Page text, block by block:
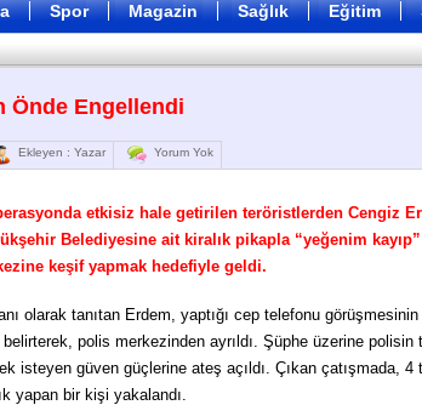
Spor Magazin Sağlık Eğitim
Önde Engellendi
Ekleyen : Yazar Yorum Yok
etkisiz hale getirilen teröristlerden Cengiz
Belediyesine ait kiralık pikapla “yeğenim kayıp”
keşif yapmak hedefiyle geldi.
olarak tanıtan Erdem, yaptığı cep telefonu
polis merkezinden ayrıldı. Şüphe üzerine polisin
isteyen güven güçlerine ateş açıldı. Çıkan çatışmada, 4
yapan bir kişi yakalandı.